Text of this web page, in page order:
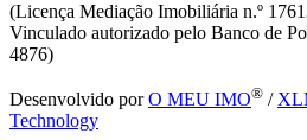
(Licença Mediação Imobiliária n.º
Vinculado autorizado pelo Banco de
4876)
Desenvolvido porO MEU IMO® /
Technology